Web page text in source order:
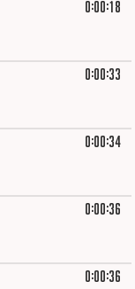
0:00:18
0:00:33
0:00:34
0:00:36
0:00:36